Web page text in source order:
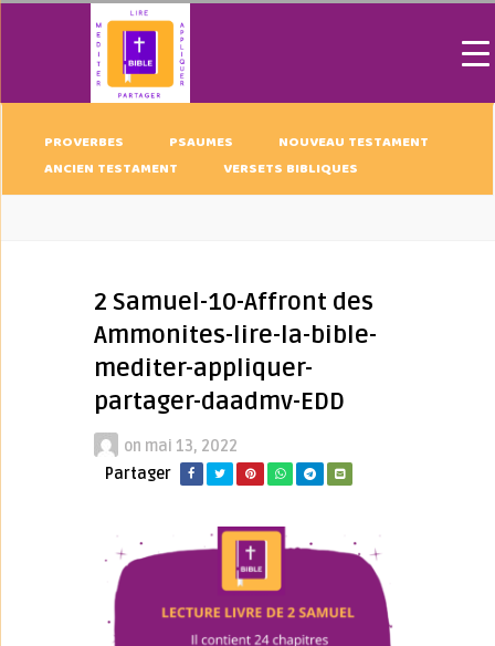
PROVERBES PSAUMES
NOUVEAU TESTAMENT
ANCIEN TESTAMENT
VERSETS BIBLIQUES
2 Samuel-10-Affront des
Ammonites-lire-la-bible-
mediter-appliquer-
partager-daadmv-EDD
on mai 13, 2022
Partager